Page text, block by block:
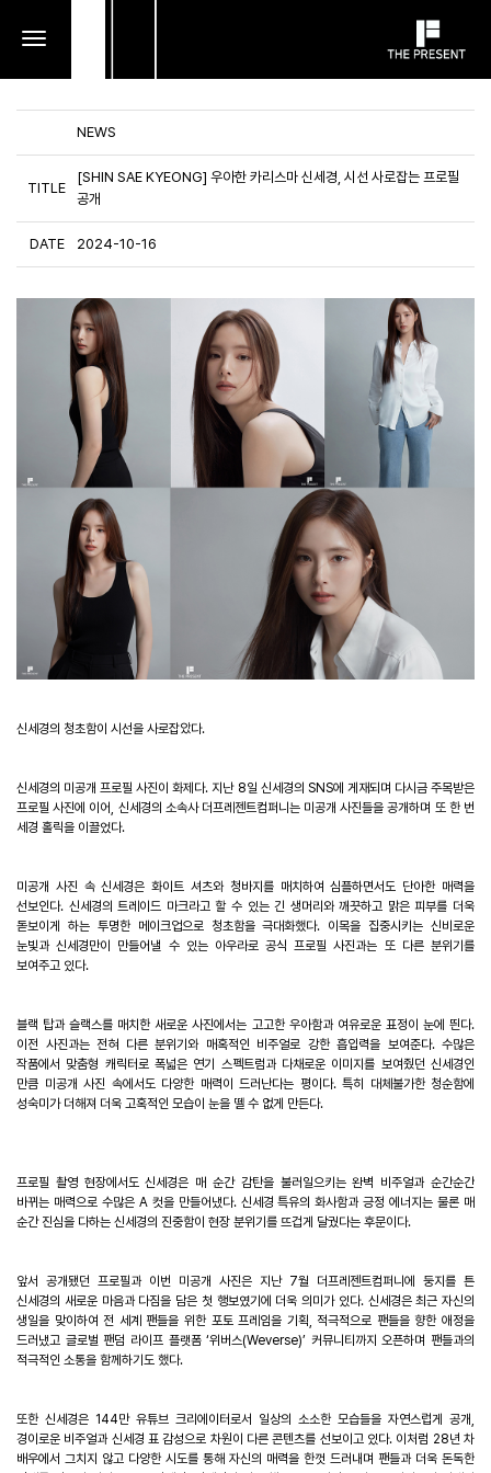
toggle
NEWS
TITLE
[SHIN SAE KYEONG] 우아한 카리스마 신세경, 시선 사로잡는 프로필
공개
DATE 2024-10-16
신세경의 청초함이 시선을 사로잡았다.
신세경의 미공개 프로필 사진이 화제다.지난8일 신세경의 SNS에 게재되며 다시금 주목받은
프로필 사진에 이어
신세경의 소속사 더프레젠트컴퍼니는 미공개 사진들을 공개하며 또 한 번
세경 홀릭을 이끌었다.
미공개 사진 속 신세경은 화이트 셔츠와 청바지를 매치하여 심플하면서도 단아한 매력을
선보인다. 신세경의 트레이드 마크라고 할 수 있는 긴 생머리와 깨끗하고 맑은 피부를 더욱
돋보이게 하는 투명한 메이크업으로 청초함을 극대화했다. 이목을 집중시키는 신비로운
눈빛과 신세경만이 만들어낼 수 있는 아우라로 공식 프로필 사진과는 또 다른 분위기를
보여주고 있다.
블랙 탑과 슬랙스를 매치한 새로운 사진에서는 고고한 우아함과 여유로운 표정이 눈에 띈다.
이전 사진과는 전혀 다른 분위기와 매혹적인 비주얼로 강한 흡입력을 보여준다. 수많은
작품에서 맞춤형 캐릭터로 폭넓은 연기 스펙트럼과 다채로운 이미지를 보여줬던 신세경인
만큼 미공개 사진 속에서도 다양한 매력이 드러난다는 평이다. 특히 대체불가한 청순함에
성숙미가 더해져 더욱 고혹적인 모습이 눈을 뗄 수 없게 만든다.
프로필 촬영 현장에서도 신세경은 매 순간 감탄을 불러일으키는 완벽 비주얼과 순간순간
바뀌는 매력으로 수많은A 컷을 만들어냈다. 신세경 특유의 화사함과 긍정 에너지는 물론 매
순간 진심을 다하는 신세경의 진중함이 현장 분위기를 뜨겁게 달궜다는 후문이다.
앞서 공개됐던 프로필과 이번 미공개 사진은 지난7월 더프레젠트컴퍼니에 둥지를 튼
신세경의 새로운 마음과 다짐을 담은 첫 행보였기에 더욱 의미가 있다. 신세경은 최근 자신의
생일을 맞이하여 전 세계 팬들을 위한 포토 프레임을 기획
적극적으로 팬들을 향한 애정을
드러냈고 글로벌 팬덤 라이프 플랫폼‘위버스(Weverse)’ 커뮤니티까지 오픈하며 팬들과의
적극적인 소통을 함께하기도 했다.
또한 신세경은 144만 유튜브 크리에이터로서 일상의 소소한 모습들을 자연스럽게 공개
경이로운 비주얼과 신세경 표 감성으로 차원이 다른 콘텐츠를 선보이고 있다. 이처럼 28년 차
배우에서 그치지 않고 다양한 시도를 통해 자신의 매력을 한껏 드러내며 팬들과 더욱 돈독한